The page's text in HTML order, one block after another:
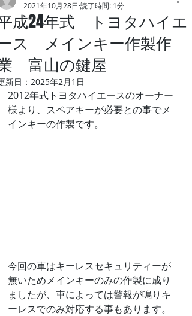
成24年式 トヨタハイエ
ス メインキー作製作
富山の鍵屋
2021年10月28日 読了時間: 1分
新日： 2025年2月1日
2012年式トヨタハイエースのオーナー
様より、スペアキーが必要との事でメ
インキーの作製です。
今回の車はキーレスセキュリティーが
無いためメインキーのみの作製に成り
ましたが、車によっては警報が鳴りキ
ーレスでのみ対応する事もあります。